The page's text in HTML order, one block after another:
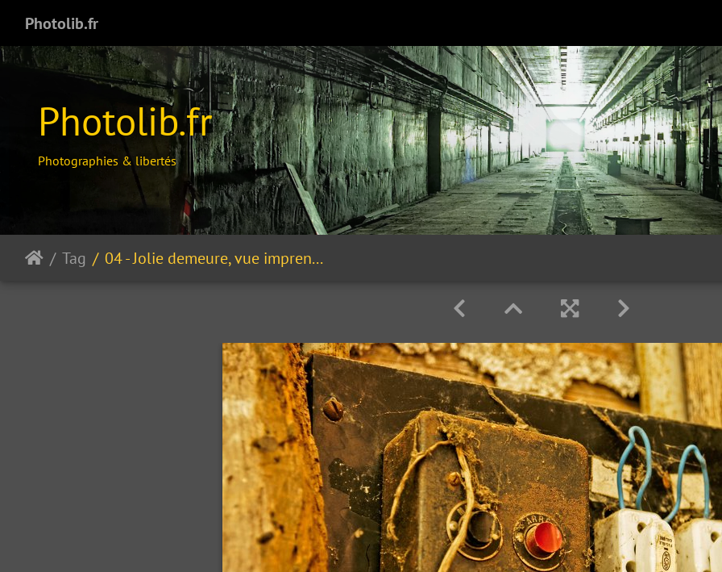
Photolib.fr
Photolib.fr
Photographies & libertés
Tag 04 - Jolie demeure, vue imprenable, quelques travaux d'électrici